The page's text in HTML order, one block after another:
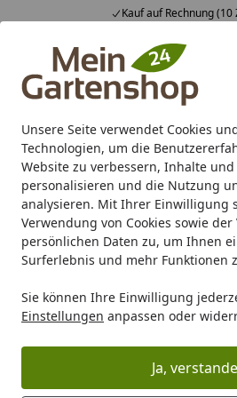
Unsere Seite verwendet Cookies
Technologien, um die
Website zu verbessern, Inhalte
personalisieren und die Nutzung
analysieren. Mit Ihrer Einwilligung
Verwendung von Cookies sowie
persönlichen Daten zu, um Ihnen
Surferlebnis und mehr Funktionen
Sie können Ihre Einwilligung
Einstellungen anpassen oder
Ja,
Rechnung (10 Zahlarten)
Alle Produkte
Mein Konto
Suchen
Karibu Pools inkl. gratis
Starterset
Startseite
Grill Tischgrill
Tischgrill
Ihre Artikelübersicht